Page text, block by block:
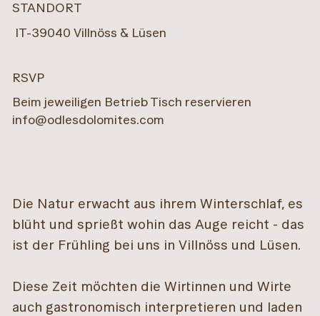
STANDORT
IT-39040 Villnöss & Lüsen
RSVP
Beim jeweiligen Betrieb Tisch reservieren
info@odlesdolomites.com
Die Natur erwacht aus ihrem Winterschlaf, es
blüht und sprießt wohin das Auge reicht - das
ist der Frühling bei uns in Villnöss und Lüsen.
Diese Zeit möchten die Wirtinnen und Wirte
auch gastronomisch interpretieren und laden